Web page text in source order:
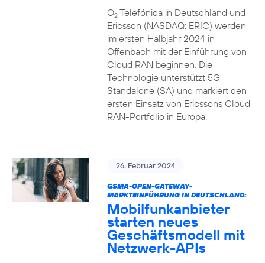
O2Telefónica in Deutschland und
Ericsson (NASDAQ: ERIC) werden
im ersten Halbjahr 2024 in
Offenbach mit der Einführung von
Cloud RAN beginnen. Die
Technologie unterstützt 5G
Standalone (SA) und markiert den
ersten Einsatz von Ericssons Cloud
RAN-Portfolio in Europa.
26. Februar 2024
GSMA-OPEN-GATEWAY-
MARKTEINFÜHRUNG IN DEUTSCHLAND:
Mobilfunkanbieter
starten neues
Geschäftsmodell mit
Netzwerk-APIs